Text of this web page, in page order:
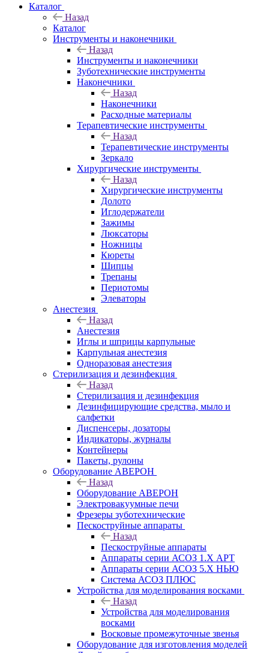
Каталог
Назад
Каталог
Инструменты и наконечники
Назад
Инструменты и наконечники
Зуботехнические инструменты
Наконечники
Назад
Наконечники
Расходные материалы
Терапевтические инструменты
Назад
Терапевтические инструменты
Зеркало
Хирургические инструменты
Назад
Хирургические инструменты
Долото
Иглодержатели
Зажимы
Люксаторы
Ножницы
Кюреты
Шипцы
Трепаны
Периотомы
Элеваторы
Анестезия
Назад
Анестезия
Иглы и шприцы карпульные
Карпульная анестезия
Одноразовая анестезия
Стерилизация и дезинфекция
Назад
Стерилизация и дезинфекция
Дезинфицирующие средства, мыло и
салфетки
Диспенсеры, дозаторы
Индикаторы, журналы
Контейнеры
Пакеты, рулоны
Оборудование АВЕРОН
Назад
Оборудование АВЕРОН
Электровакуумные печи
Фрезеры зуботехнические
Пескоструйные аппараты
Назад
Пескоструйные аппараты
Аппараты серии АСОЗ 1.Х АРТ
Аппараты серии АСОЗ 5.Х НЬЮ
Система АСОЗ ПЛЮС
Устройства для моделирования восками
Назад
Устройства для моделирования
восками
Восковые промежуточные звенья
Оборудование для изготовления моделей